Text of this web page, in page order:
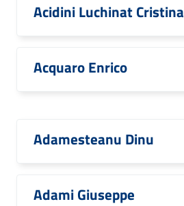
Acidini Luchinat Cristina
Acquaro Enrico
Adamesteanu Dinu
Adami Giuseppe